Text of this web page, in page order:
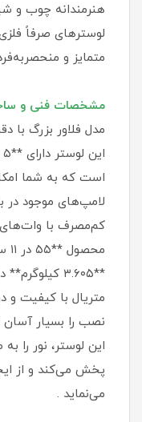
هنرمندانه چوب و
لوسترهای صرفاً فلزی
متمایز و
مشخصات فنی و
مدل فلاور بزرگ
است که به شما
کم‌مصرف با وات‌های
**۳.۶۰۵
متریال با کیفیت
نصب را بسیار آسان
این لوستر، نور را
پخش می‌کند و از
می‌نماید .